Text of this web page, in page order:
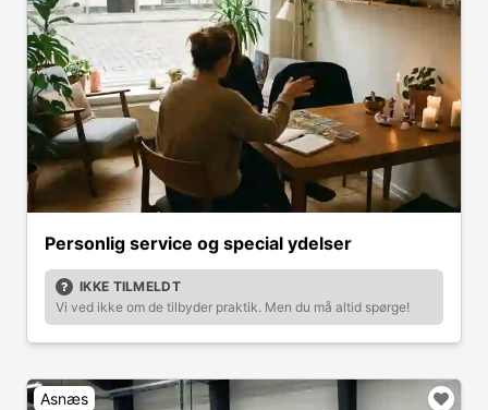
Personlig service og special ydelser
IKKE TILMELDT
Vi ved ikke om de tilbyder praktik. Men du må altid spørge!
Asnæs